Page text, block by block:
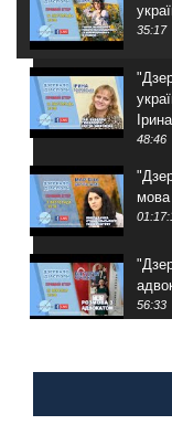
35:17
48:46
мова
56:33